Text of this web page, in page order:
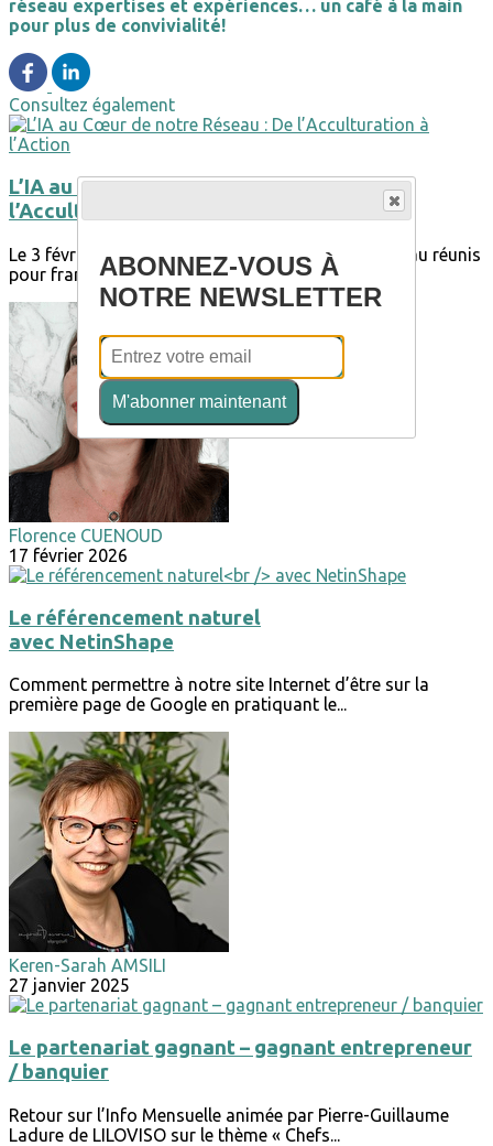
réseau expertises et expériences… un café à la main
pour plus de convivialité!
Consultez également
L’IA au Cœur de notre Réseau : De
l’Acculturation à l’Action
Le 3 février dernier, nos adhérents se sont à nouveau réunis
pour franchir une étape clé dans...
Florence CUENOUD
17 février 2026
Le référencement naturel
avec NetinShape
Comment permettre à notre site Internet d’être sur la
première page de Google en pratiquant le...
Keren-Sarah AMSILI
27 janvier 2025
Le partenariat gagnant – gagnant entrepreneur
/ banquier
Retour sur l’Info Mensuelle animée par Pierre-Guillaume
Ladure de LILOVISO sur le thème « Chefs...
ABONNEZ-VOUS À
NOTRE NEWSLETTER
M'abonner maintenant